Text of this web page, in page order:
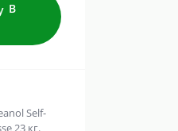
В